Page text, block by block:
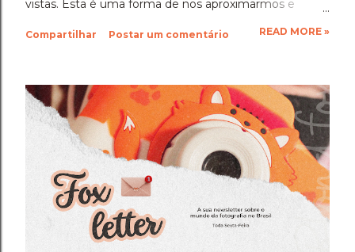
vistas. Esta é uma forma de nos aproximarmos e
basta enviar suas fotinhos para o nosso e-mail
onde você é, e se preferir, contar um pouquinho sobre
suas fotinhos. Fique a vontade! Ficarei muito feliz de
recebê-las. Eu espero as suas obras de arte, ein?!
Beijos da raposa e até a próxima!!
Compartilhar Postar um comentário READ MORE »